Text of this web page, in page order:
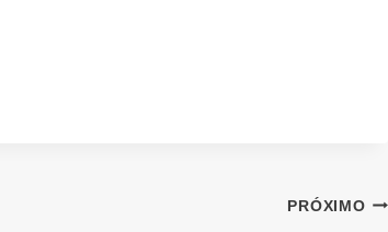
PRÓXIMO